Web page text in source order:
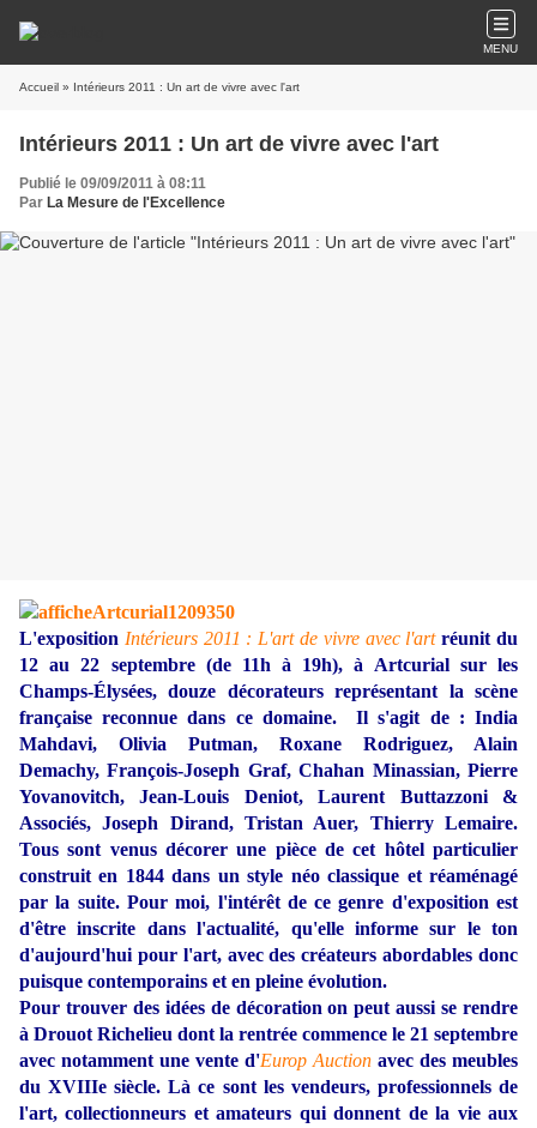
MENU
Accueil » Intérieurs 2011 : Un art de vivre avec l'art
Intérieurs 2011 : Un art de vivre avec l'art
Publié le 09/09/2011 à 08:11
Par La Mesure de l'Excellence
L'exposition Intérieurs 2011 : L'art de vivre avec l'art réunit du
12 au 22 septembre (de 11h à 19h), à Artcurial sur les
Champs-Élysées, douze décorateurs représentant la scène
française reconnue dans ce domaine. Il s'agit de : India
Mahdavi, Olivia Putman, Roxane Rodriguez, Alain
Demachy, François-Joseph Graf, Chahan Minassian, Pierre
Yovanovitch, Jean-Louis Deniot, Laurent Buttazzoni &
Associés, Joseph Dirand, Tristan Auer, Thierry Lemaire.
Tous sont venus décorer une pièce de cet hôtel particulier
construit en 1844 dans un style néo classique et réaménagé
par la suite. Pour moi, l'intérêt de ce genre d'exposition est
d'être inscrite dans l'actualité, qu'elle informe sur le ton
d'aujourd'hui pour l'art, avec des créateurs abordables donc
puisque contemporains et en pleine évolution.
Pour trouver des idées de décoration on peut aussi se rendre
à Drouot Richelieu dont la rentrée commence le 21 septembre
avec notamment une vente d'Europ Auction avec des meubles
du XVIIIe siècle. Là ce sont les vendeurs, professionnels de
l'art, collectionneurs et amateurs qui donnent de la vie aux